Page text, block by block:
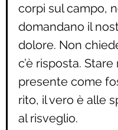
corpi sul campo,
domandano il
dolore. Non
c’è risposta. Stare
presente come
rito, il vero è alle
al risveglio.